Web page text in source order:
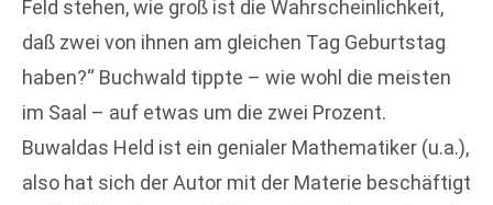
Feld stehen, wie groß ist die Wahrscheinlichkeit,
daß zwei von ihnen am gleichen Tag Geburtstag
haben?“ Buchwald tippte – wie wohl die meisten
im Saal – auf etwas um die zwei Prozent.
Buwaldas Held ist ein genialer Mathematiker (u.a.),
also hat sich der Autor mit der Materie beschäftigt